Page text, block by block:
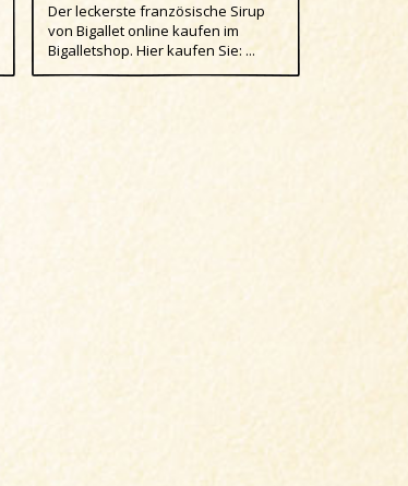
Der leckerste französische Sirup
von Bigallet online kaufen im
Bigalletshop. Hier kaufen Sie: ...